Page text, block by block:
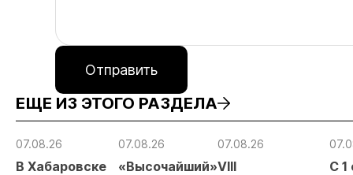
Отправить
ЕЩЕ ИЗ ЭТОГО РАЗДЕЛА
07.08.26
В Хабаровске
07.08.26
«Высочайший»
07.08.26
VIII
С 1